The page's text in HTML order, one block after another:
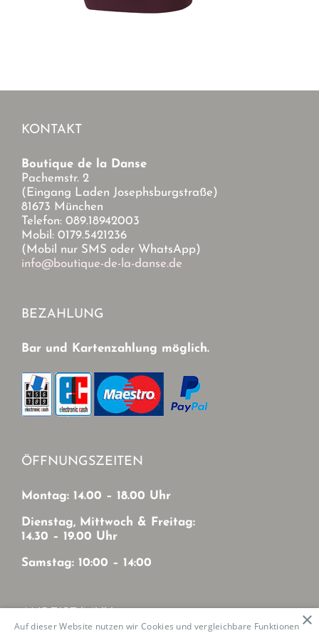
KONTAKT
Boutique de la Danse
Pachemstr. 2
(Eingang Laden Josephsburgstraße)
81673 München
Telefon: 089.18942003
Mobil: 0179.5421236
(Mobil nur SMS oder WhatsApp)
info@boutique-de-la-danse.de
BEZAHLUNG
Bar und Kartenzahlung möglich.
ÖFFNUNGSZEITEN
Montag: 14.00 – 18.00 Uhr
Dienstag, Mittwoch & Freitag:
14.30 – 19.00 Uhr
Samstag: 10:00 – 14:00
Auf dieser Website nutzen wir Cookies und vergleichbare Funktionen ×